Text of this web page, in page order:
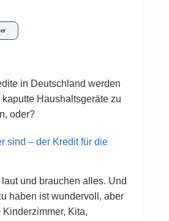
in Deutschland werden
Haushaltsgeräte zu
oder?
sind – der Kredit für die
und brauchen alles. Und
haben ist wundervoll, aber
Kita,